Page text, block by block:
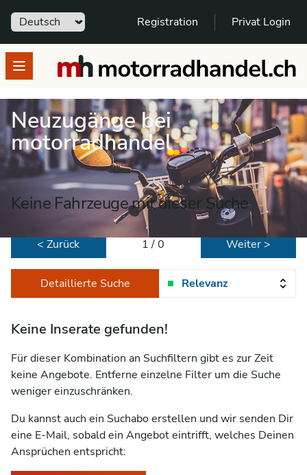
Sprache Registration Privat Login
Open menumotorradhandel.ch
Neuzugänge bei
motorradhandel
Keine Fahrzeuge mit dieser Suche
< Zurück 1 / 0 Weiter >
Detaillierte Suche Relevanz
Keine Inserate gefunden!
Für dieser Kombination an Suchfiltern gibt es zur Zeit
keine Angebote. Entferne einzelne Filter um die Suche
weniger einzuschränken.
Du kannst auch ein Suchabo erstellen und wir senden Dir
eine E-Mail, sobald ein Angebot eintrifft, welches Deinen
Ansprüchen entspricht: